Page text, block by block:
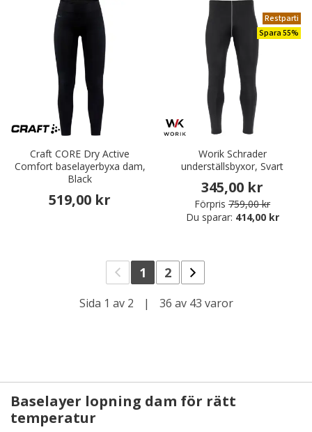
Craft CORE Dry Active
Comfort baselayerbyxa dam,
Black
519,00 kr
Restparti
Spara 55%
Worik Schrader
underställsbyxor, Svart
345,00 kr
Förpris 759,00 kr
Du sparar: 414,00 kr
1 2
Sida 1 av 2 | 36 av 43 varor
Baselayer lopning dam för rätt
temperatur